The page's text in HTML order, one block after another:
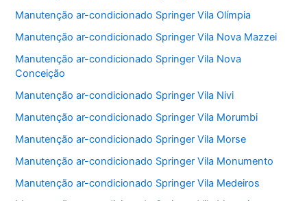
Manutenção ar-condicionado Springer Vila Olímpia
Manutenção ar-condicionado Springer Vila Nova Mazzei
Manutenção ar-condicionado Springer Vila Nova
Conceição
Manutenção ar-condicionado Springer Vila Nivi
Manutenção ar-condicionado Springer Vila Morumbi
Manutenção ar-condicionado Springer Vila Morse
Manutenção ar-condicionado Springer Vila Monumento
Manutenção ar-condicionado Springer Vila Medeiros